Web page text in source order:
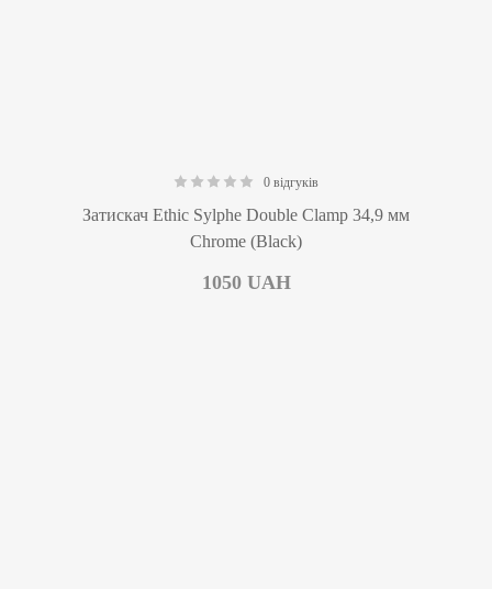
0 відгуків
Затискач Ethic Sylphe Double Clamp 34,9 мм
Chrome (Black)
1050 UAH